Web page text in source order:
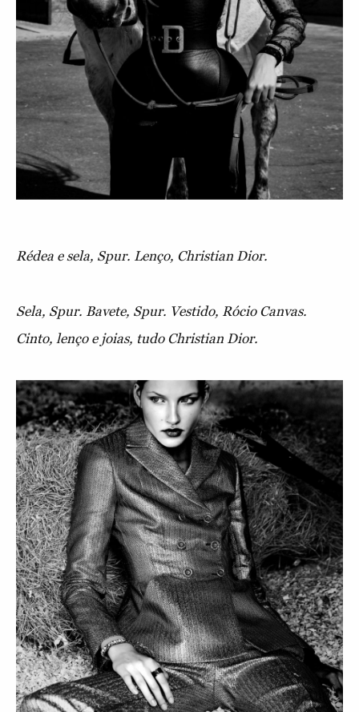
Rédea e sela, Spur. Lenço, Christian Dior.
Sela, Spur. Bavete, Spur. Vestido, Rócio Canvas.
Cinto, lenço e joias, tudo Christian Dior.